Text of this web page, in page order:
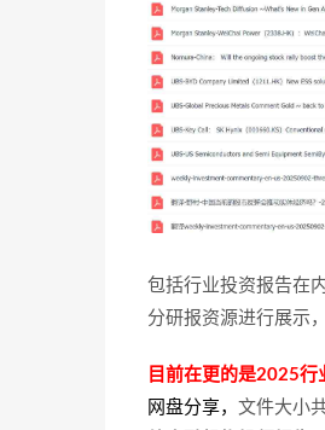
包括行业投资报告在
分研报资源进行展示
目前在更的是2025
网盘分享， 文件大小